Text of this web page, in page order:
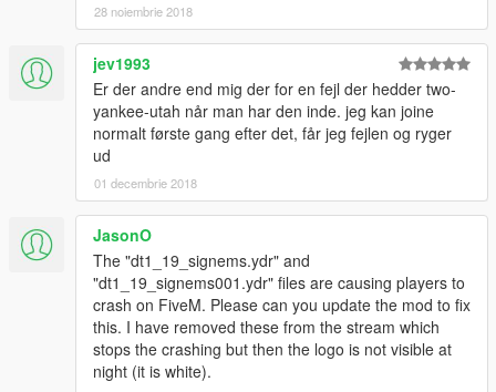
28 noiembrie 2018
jev1993
Er der andre end mig der for en fejl der hedder two-
yankee-utah når man har den inde. jeg kan joine
normalt første gang efter det, får jeg fejlen og ryger
ud
01 decembrie 2018
JasonO
The "dt1_19_signems.ydr" and
"dt1_19_signems001.ydr" files are causing players to
crash on FiveM. Please can you update the mod to fix
this. I have removed these from the stream which
stops the crashing but then the logo is not visible at
night (it is white).